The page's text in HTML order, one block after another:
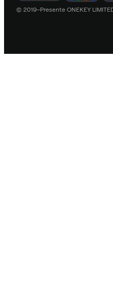
© 2019–Presente ONEKEY